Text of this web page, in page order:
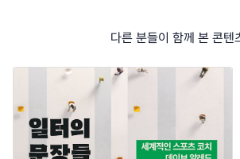
다른 분들이 함께 본 콘텐